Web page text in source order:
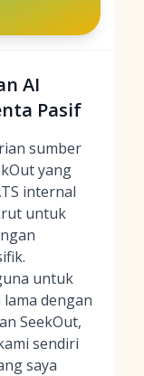
AI
Pasif
sumber
yang
internal
untuk
untuk
dengan
SeekOut,
sendiri
saya